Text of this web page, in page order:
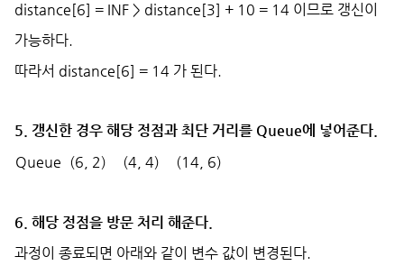
distance[6] = INF > distance[3] + 10 = 14 이므로 갱신이
가능하다.
따라서 distance[6] = 14 가 된다.
5. 갱신한 경우 해당 정점과 최단 거리를 Queue에 넣어준다.
Queue (6, 2) (4, 4) (14, 6)
6. 해당 정점을 방문 처리 해준다.
과정이 종료되면 아래와 같이 변수 값이 변경된다.